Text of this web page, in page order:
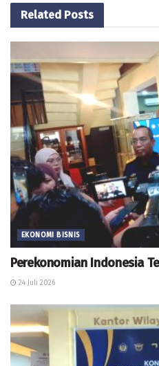
Related Posts
EKONOMI BISNIS
Perekonomian Indonesia
24 Juli 2026